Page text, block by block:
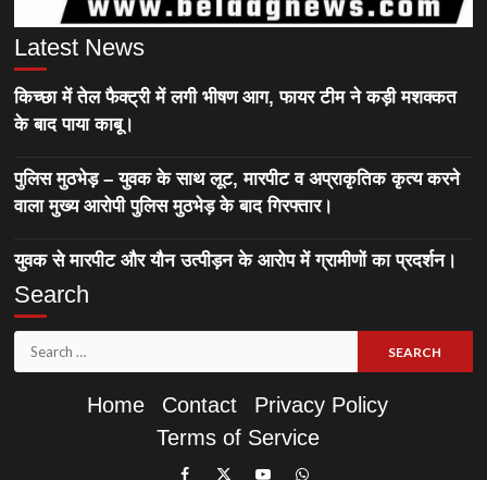
Latest News
किच्छा में तेल फैक्ट्री में लगी भीषण आग, फायर टीम ने कड़ी मशक्कत
के बाद पाया काबू।
पुलिस मुठभेड़ – युवक के साथ लूट, मारपीट व अप्राकृतिक कृत्य करने
वाला मुख्य आरोपी पुलिस मुठभेड़ के बाद गिरफ्तार।
युवक से मारपीट और यौन उत्पीड़न के आरोप में ग्रामीणों का प्रदर्शन।
Search
Search
for:
Home
Contact
Privacy Policy
Terms of Service
Like
FollowSubscribe
Join